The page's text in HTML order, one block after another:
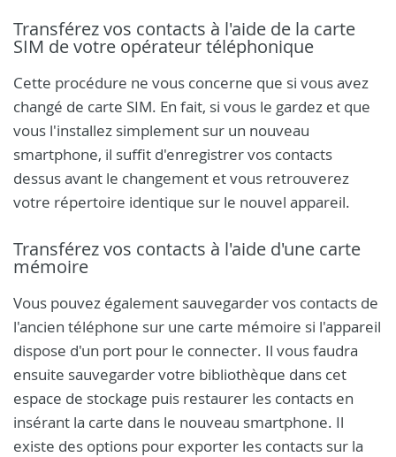
Transférez vos contacts à l'aide de la carte
SIM de votre opérateur téléphonique
Cette procédure ne vous concerne que si vous avez
changé de carte SIM. En fait, si vous le gardez et que
vous l'installez simplement sur un nouveau
smartphone, il suffit d'enregistrer vos contacts
dessus avant le changement et vous retrouverez
votre répertoire identique sur le nouvel appareil.
Transférez vos contacts à l'aide d'une carte
mémoire
Vous pouvez également sauvegarder vos contacts de
l'ancien téléphone sur une carte mémoire si l'appareil
dispose d'un port pour le connecter. Il vous faudra
ensuite sauvegarder votre bibliothèque dans cet
espace de stockage puis restaurer les contacts en
insérant la carte dans le nouveau smartphone. Il
existe des options pour exporter les contacts sur la